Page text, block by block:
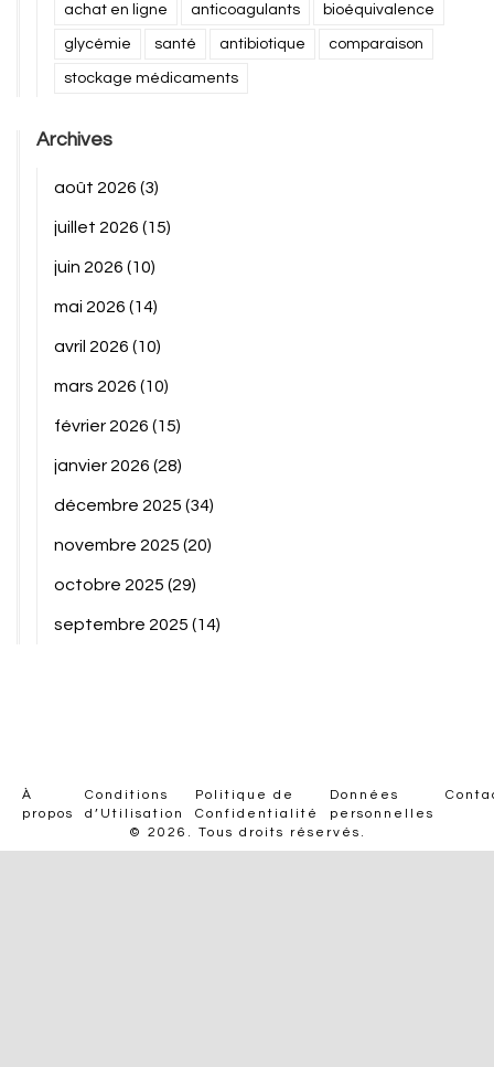
achat en ligne anticoagulants bioéquivalence
glycémie santé antibiotique comparaison
stockage médicaments
Archives
août 2026 (3)
juillet 2026 (15)
juin 2026 (10)
mai 2026 (14)
avril 2026 (10)
mars 2026 (10)
février 2026 (15)
janvier 2026 (28)
décembre 2025 (34)
novembre 2025 (20)
octobre 2025 (29)
septembre 2025 (14)
À
propos
Conditions
d’Utilisation
Politique de
Confidentialité
Données
personnelles
© 2026. Tous droits réservés.